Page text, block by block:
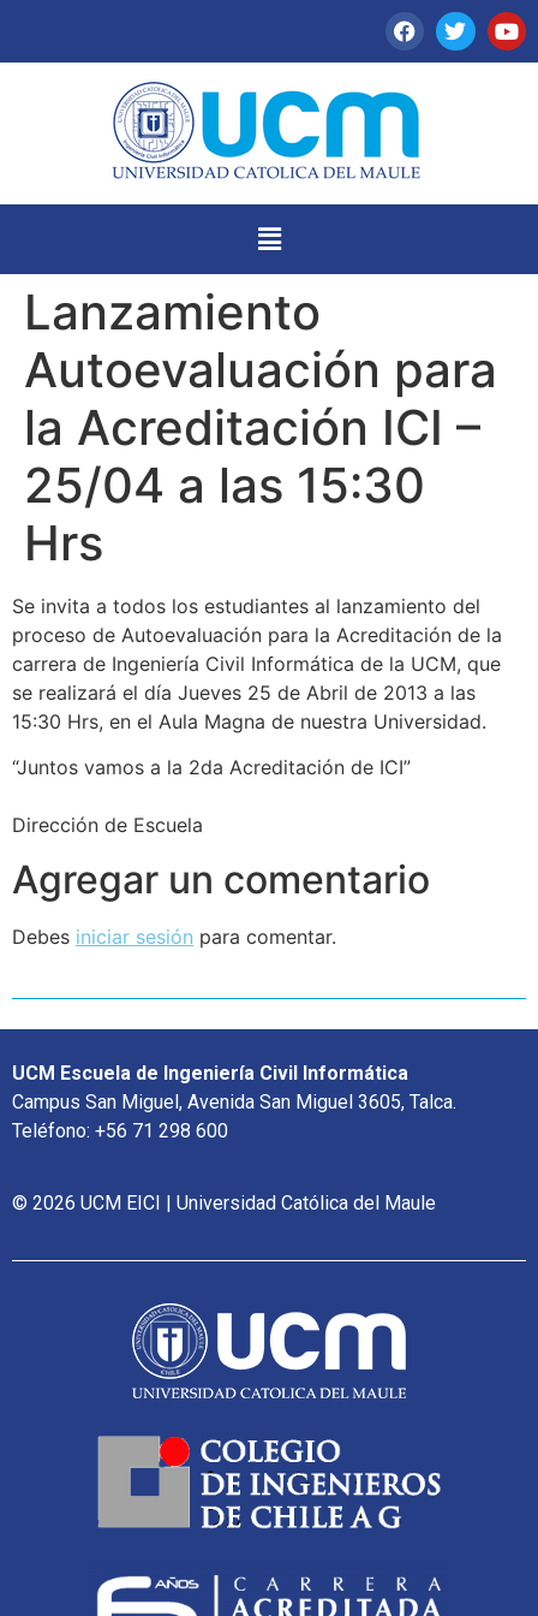
Lanzamiento
Autoevaluación para
la Acreditación ICI –
25/04 a las 15:30
Hrs
Se invita a todos los estudiantes al lanzamiento del
proceso de Autoevaluación para la Acreditación de la
carrera de Ingeniería Civil Informática de la UCM, que
se realizará el día Jueves 25 de Abril de 2013 a las
15:30 Hrs, en el Aula Magna de nuestra Universidad.
“Juntos vamos a la 2da Acreditación de ICI”
Dirección de Escuela
Agregar un comentario
Debes iniciar sesión para comentar.
UCM Escuela de Ingeniería Civil Informática
Campus San Miguel, Avenida San Miguel 3605, Talca.
Teléfono: +56 71 298 600
© 2026 UCM EICI | Universidad Católica del Maule